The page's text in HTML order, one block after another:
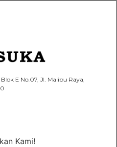
E No.07, Jl. Malibu Raya,
Kami!